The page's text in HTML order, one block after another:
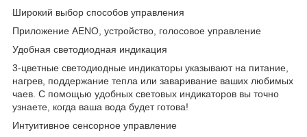
Широкий выбор способов управления
Приложение AENO, устройство, голосовое управление
Удобная светодиодная индикация
3-цветные светодиодные индикаторы указывают на питание,
нагрев, поддержание тепла или заваривание ваших любимых
чаев. С помощью удобных световых индикаторов вы точно
узнаете, когда ваша вода будет готова!
Интуитивное сенсорное управление